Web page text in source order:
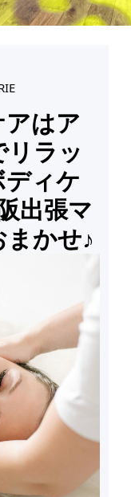
はア
リラッ
ィケ
出張マ
かせ♪